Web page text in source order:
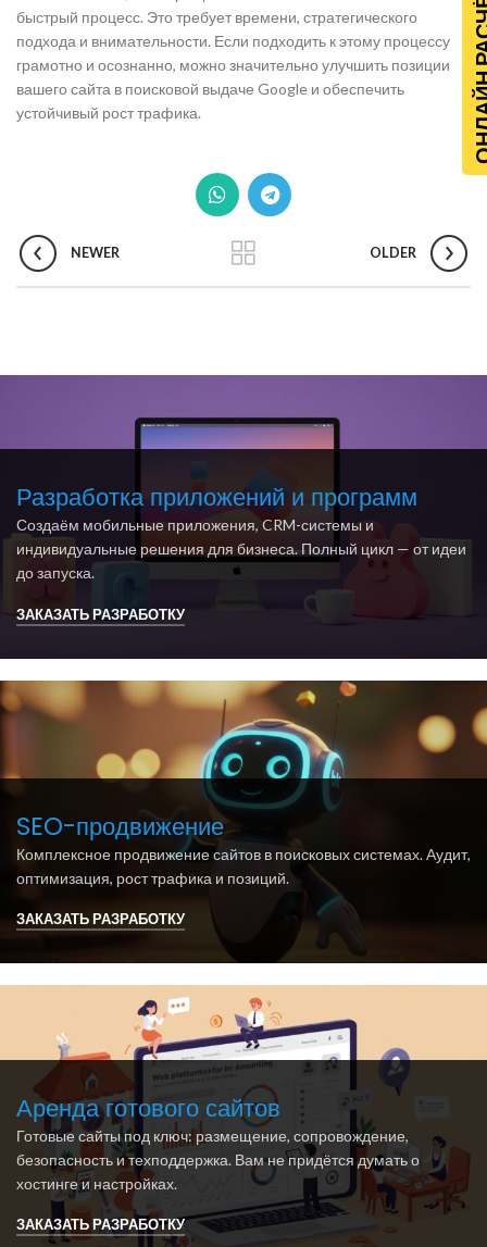
быстрый процесс. Это требует времени, стратегического
подхода и внимательности. Если подходить к этому процессу
грамотно и осознанно, можно значительно улучшить позиции
вашего сайта в поисковой выдаче Google и обеспечить
устойчивый рост трафика.
NEWER OLDER
Разработка приложений и программ
Создаём мобильные приложения, CRM-системы и
индивидуальные решения для бизнеса. Полный цикл — от идеи
до запуска.
ЗАКАЗАТЬ РАЗРАБОТКУ
SEO-продвижение
Комплексное продвижение сайтов в поисковых системах. Аудит,
оптимизация, рост трафика и позиций.
ЗАКАЗАТЬ РАЗРАБОТКУ
Аренда готового сайтов
Готовые сайты под ключ: размещение, сопровождение,
безопасность и техподдержка. Вам не придётся думать о
хостинге и настройках.
ЗАКАЗАТЬ РАЗРАБОТКУ